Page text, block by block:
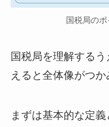
国税局の
国税局を理解する
えると全体像がつか
まずは基本的な定